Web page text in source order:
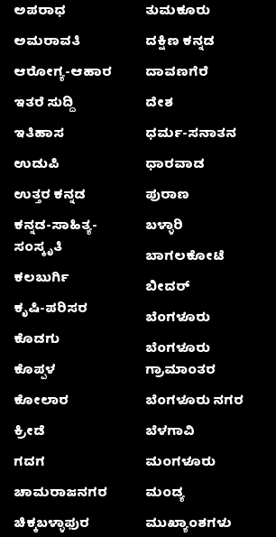
ಅಪರಾಧ
ಅಮರಾವತಿ
ಆರೋಗ್ಯ-ಆಹಾರ
ಇತರೆ ಸುದ್ದಿ
ಇತಿಹಾಸ
ಉಡುಪಿ
ಉತ್ತರ ಕನ್ನಡ
ಕನ್ನಡ-ಸಾಹಿತ್ಯ-
ಸಂಸ್ಕೃತಿ
ಕಲಬುರ್ಗಿ
ಕೃಷಿ-ಪರಿಸರ
ಕೊಡಗು
ಕೊಪ್ಪಳ
ಕೋಲಾರ
ಕ್ರೀಡೆ
ಗದಗ
ಚಾಮರಾಜನಗರ
ಚಿಕ್ಕಬಳ್ಳಾಫುರ
ತುಮಕೂರು
ದಕ್ಷಿಣ ಕನ್ನಡ
ದಾವಣಗೆರೆ
ದೇಶ
ಧರ್ಮ-ಸನಾತನ
ಧಾರವಾಡ
ಪುರಾಣ
ಬಳ್ಳಾರಿ
ಬಾಗಲಕೋಟೆ
ಬೀದರ್
ಬೆಂಗಳೂರು
ಬೆಂಗಳೂರು
ಗ್ರಾಮಾಂತರ
ಬೆಂಗಳೂರು ನಗರ
ಬೆಳಗಾವಿ
ಮಂಗಳೂರು
ಮಂಡ್ಯ
ಮುಖ್ಯಾಂಶಗಳು